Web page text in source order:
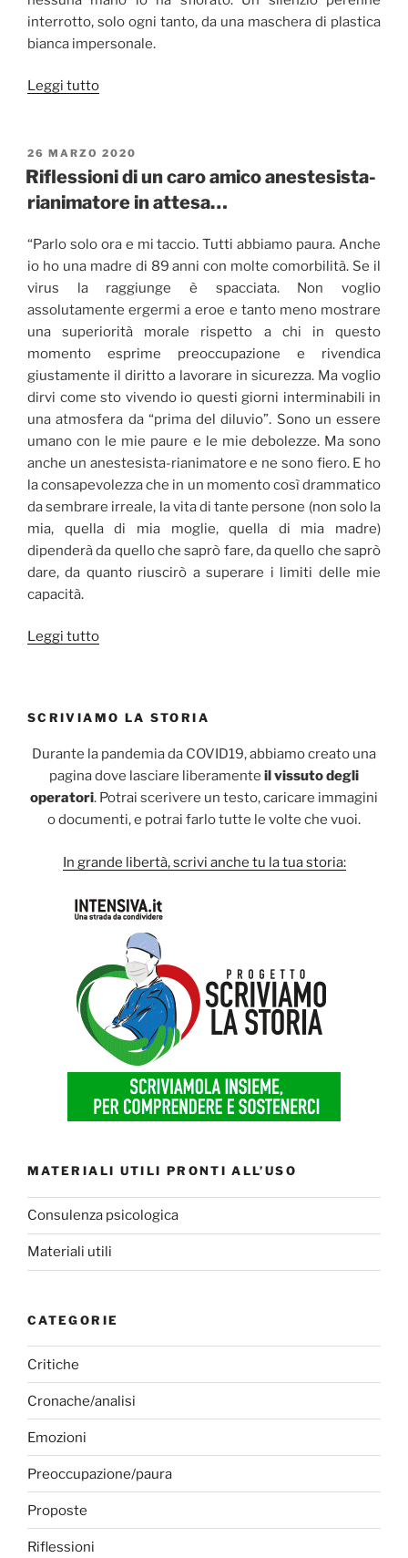
interrotto, solo ogni tanto, da una maschera di plastica
bianca impersonale.
Leggi tutto“Nessuna
sfiorarlo”
PUBBLICATO
IL
26 MARZO 2020
Riflessioni di un caro amico anestesista-
rianimatore in attesa…
“Parlo solo ora e mi taccio. Tutti abbiamo paura. Anche
io ho una madre di 89 anni con molte comorbilità. Se il
virus la raggiunge è spacciata. Non voglio
assolutamente ergermi a eroe e tanto meno mostrare
una superiorità morale rispetto a chi in questo
momento esprime preoccupazione e rivendica
giustamente il diritto a lavorare in sicurezza. Ma voglio
dirvi come sto vivendo io questi giorni interminabili in
una atmosfera da “prima del diluvio”. Sono un essere
umano con le mie paure e le mie debolezze. Ma sono
anche un anestesista-rianimatore e ne sono fiero. E ho
la consapevolezza che in un momento così drammatico
da sembrare irreale, la vita di tante persone (non solo la
mia, quella di mia moglie, quella di mia madre)
dipenderà da quello che saprò fare, da quello che saprò
dare, da quanto riuscirò a superare i limiti delle mie
capacità.
Leggi tutto“Riflessioni
amico
anestesista-
rianimatore
in
attesa…”
SCRIVIAMO LA STORIA
Durante la pandemia da COVID19, abbiamo creato una
pagina dove lasciare liberamente il vissuto degli
operatori. Potrai scerivere un testo, caricare immagini
o documenti, e potrai farlo tutte le volte che vuoi.
In grande libertà, scrivi anche tu la tua storia:
MATERIALI UTILI PRONTI ALL’USO
Consulenza psicologica
Materiali utili
CATEGORIE
Critiche
Cronache/analisi
Emozioni
Preoccupazione/paura
Proposte
Riflessioni